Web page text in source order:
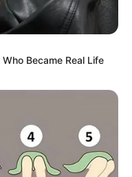
Became Real Life